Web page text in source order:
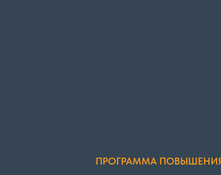
ПРОГРАММА